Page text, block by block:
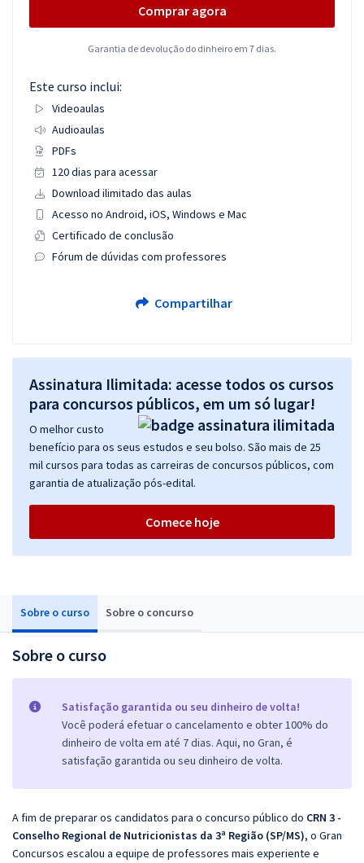
Sobre o curso Sobre o concurso
Sobre o curso
Satisfação garantida ou seu dinheiro de volta!
Você poderá efetuar o cancelamento e obter 100% do
dinheiro de volta em até 7 dias. Aqui, no Gran, é
satisfação garantida ou seu dinheiro de volta.
A fim de preparar os candidatos para o concurso público do CRN 3 -
Conselho Regional de Nutricionistas da 3ª Região (SP/MS), o Gran
Concursos escalou a equipe de professores mais experiente e
Comprar agora
Garantia de devolução do dinheiro em 7 dias.
Este curso inclui:
Videoaulas
Audioaulas
PDFs
120 dias para acessar
Download ilimitado das aulas
Acesso no Android, iOS, Windows e Mac
Certificado de conclusão
Fórum de dúvidas com professores
Compartilhar
Assinatura Ilimitada: acesse todos os cursos
para concursos públicos, em um só lugar!
O melhor custo
benefício para os seus estudos e seu bolso. São mais de 25
mil cursos para todas as carreiras de concursos públicos, com
garantia de atualização pós-edital.
Comece hoje